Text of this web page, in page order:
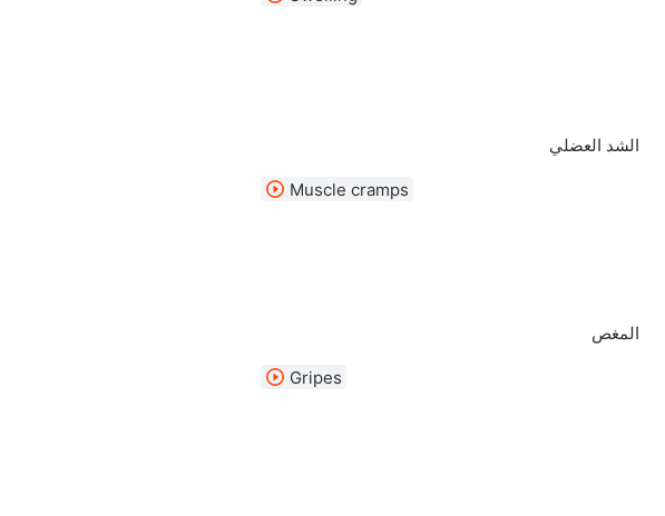
الشد العضلي
Muscle cramps
المغص
Gripes